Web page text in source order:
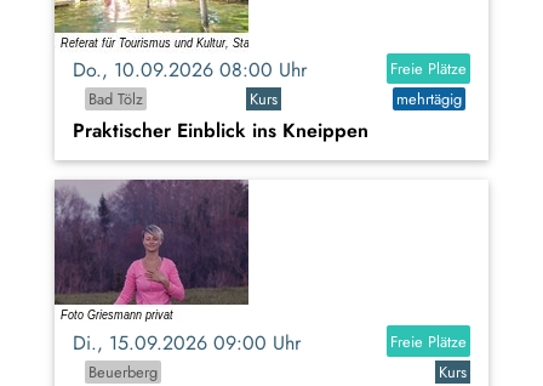
Do., 10.09.2026 08:00 Uhr
Freie Plätze
Bad Tölz
Kurs mehrtägig
Praktischer Einblick ins Kneippen
Di., 15.09.2026 09:00 Uhr
Freie Plätze
Beuerberg
Kurs